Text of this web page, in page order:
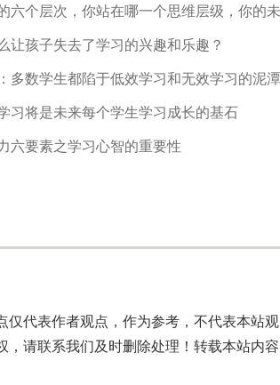
六个层次，你站在哪一个思维层级，你的
让孩子失去了学习的兴趣和乐趣？
多数学生都陷于低效学习和无效学习的泥潭
习将是未来每个学生学习成长的基石
六要素之学习心智的重要性
仅代表作者观点，作为参考，不代表本站
，请联系我们及时删除处理！转载本站内